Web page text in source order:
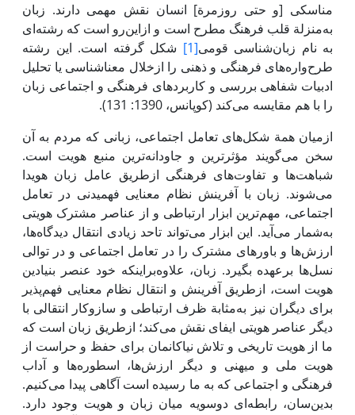
مناسکی [و حتی روزمرة] انسان نقش مهمی دارند. زبان
به‌منزلة قلب فرهنگ مطرح است و ازاین‌رو است که رشته‌ای
به نام زبان‌شناسی قومی[1]
شکل گرفته است. این رشته
طرح‌واره‌های فرهنگی و ذهنی را ازخلال معناشناسی یا تحلیل
ادبیات شفاهی بررسی و کاربردهای فرهنگی و اجتماعی زبان
را با هم مقایسه می‌کند (کوپانس، 1390: 131).
ازمیان همة شکل‌های تعامل اجتماعی، زبانی که مردم به آن
سخن می‌گویند مؤثرترین و جاودانه‌ترین منبع هویت است.
شباهت‌ها و تفاوت‌های فرهنگی ازطریق عامل زبان هویدا
می‌شوند. زبان با آفرینش نظام معنایی فهمیدنی در تعامل
اجتماعی، مهم‌ترین ابزار ارتباطی و از عناصر مشترک هویتی
به‌شمار می‌آید. این ابزار می‌تواند تاحد زیادی انتقال دیدگاه‌ها،
ارزش‌ها و باورهای مشترک را در تعامل اجتماعی و در توالی
نسل‌ها برعهده بگیرد. زبان، علاوه‌براینکه خود عنصر بنیادین
هویت است، ازطریق آفرینش و انتقال نظام معنایی فهم‌پذیر
برای دیگران نیز به‌مثابة ظرف ارتباطی و سازوکار انتقالی با
دیگر عناصر هویتی ایفای نقش می‌کند؛ ازطریق زبان است که
ما از هویت تاریخی و تلاش نیاکانمان برای حفظ و حراست از
هویت ملی و میهنی و دیگر ارزش‌ها، اسطوره‌ها و آداب
فرهنگی و اجتماعی که به ما رسیده است آگاهی پیدا می‌کنیم.
بدین‌سان، رابطه‌ای دوسویه میان زبان و هویت وجود دارد.